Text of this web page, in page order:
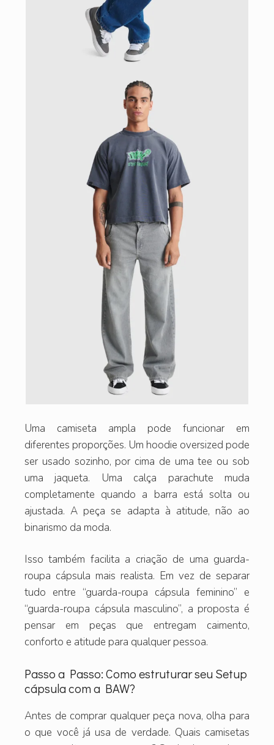
Uma camiseta ampla pode funcionar em
diferentes proporções. Um hoodie oversized pode
ser usado sozinho, por cima de uma tee ou sob
uma jaqueta. Uma calça parachute muda
completamente quando a barra está solta ou
ajustada. A peça se adapta à atitude, não ao
binarismo da moda.
Isso também facilita a criação de uma guarda-
roupa cápsula mais realista. Em vez de separar
tudo entre “guarda-roupa cápsula feminino” e
“guarda-roupa cápsula masculino”, a proposta é
pensar em peças que entregam caimento,
conforto e atitude para qualquer pessoa.
Passo a Passo: Como estruturar seu Setup
cápsula com a BAW?
Antes de comprar qualquer peça nova, olha para
o que você já usa de verdade. Quais camisetas